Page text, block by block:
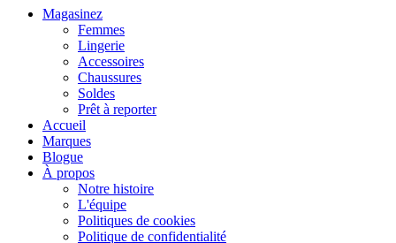
Magasinez
Femmes
Lingerie
Accessoires
Chaussures
Soldes
Prêt à reporter
Accueil
Marques
Blogue
À propos
Notre histoire
L'équipe
Politiques de cookies
Politique de confidentialité